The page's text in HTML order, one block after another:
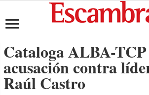
Cataloga ALBA-
acusación contra
Raúl Castro